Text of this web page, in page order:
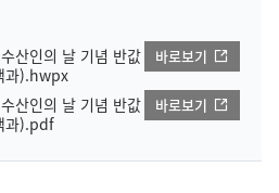
산인의 날 기념 반값
과).hwpx
바로보기
산인의 날 기념 반값
과).pdf
바로보기